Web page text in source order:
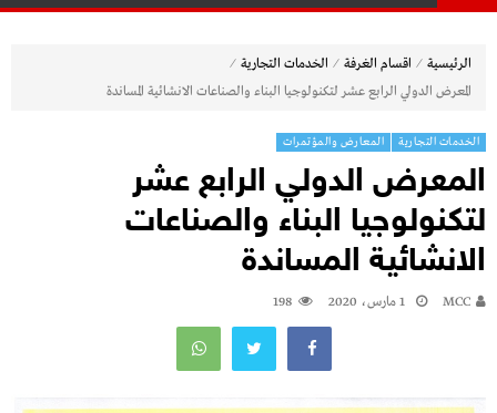
الرئيسية ⁄ اقسام الغرفة ⁄ الخدمات التجارية ⁄
المعرض الدولي الرابع عشر لتكنولوجيا البناء والصناعات الانشائية المساندة
الخدمات التجارية المعارض والمؤتمرات
المعرض الدولي الرابع عشر
لتكنولوجيا البناء والصناعات
الانشائية المساندة
MCC 1 مارس، 2020 198